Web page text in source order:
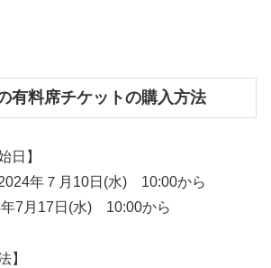
有料席チケットの購入方法
日】
年７月10日(水) 10:00から
年7月17日(水) 10:00から
】